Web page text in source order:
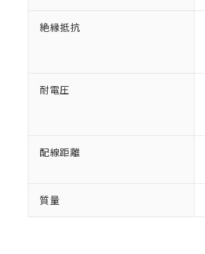
絶縁抵抗
耐電圧
配線距離
質量